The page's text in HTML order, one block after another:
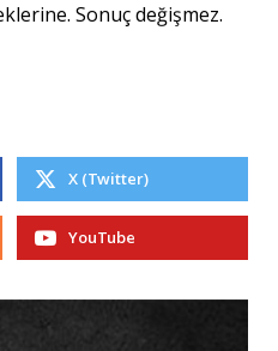
Sonuç değişmez.
X (Twitter)
YouTube